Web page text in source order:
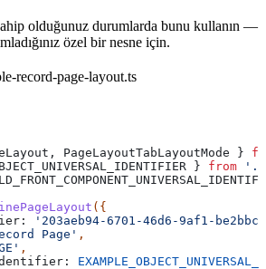
olduğunuz durumlarda bunu kullanın —
özel bir nesne için.
record-page-layout.ts
, PageLayoutTabLayoutMode }
} from '../
({
'203aeb94-6701-46d6-9af1-
Page' ,
,